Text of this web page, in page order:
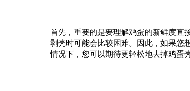
首先，重要的是要理解鸡蛋的新鲜度直
剥壳时可能会比较困难。因此，如果您
情况下，您可以期待更轻松地去掉鸡蛋壳